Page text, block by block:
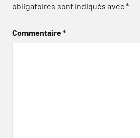
obligatoires sont indiqués avec*
Commentaire*